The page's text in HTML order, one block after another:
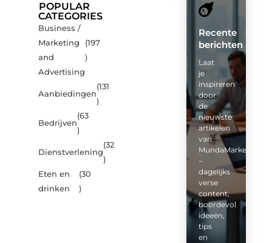
POPULAR
CATEGORIES
Business /
Marketing
and
Advertising
(197
)
Aanbiedingen
(131
)
Bedrijven
(63
)
Dienstverlening
(32
)
Eten en
drinken
(30
)
Recente
berichten
Laat
je
inspireren
door
de
nieuwste
artikelen
van
MundaMarketing.nl
–
dagelijks
verse
content,
boordevol
ideeën,
tips
en